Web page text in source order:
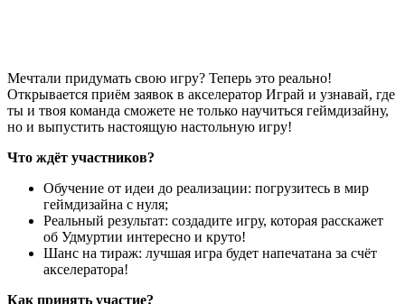
Мечтали придумать свою игру? Теперь это реально!
Открывается приём заявок в акселератор Играй и узнавай, где
ты и твоя команда сможете не только научиться геймдизайну,
но и выпустить настоящую настольную игру!
Что ждёт участников?
Обучение от идеи до реализации: погрузитесь в мир
геймдизайна с нуля;
Реальный результат: создадите игру, которая расскажет
об Удмуртии интересно и круто!
Шанс на тираж: лучшая игра будет напечатана за счёт
акселератора!
Как принять участие?